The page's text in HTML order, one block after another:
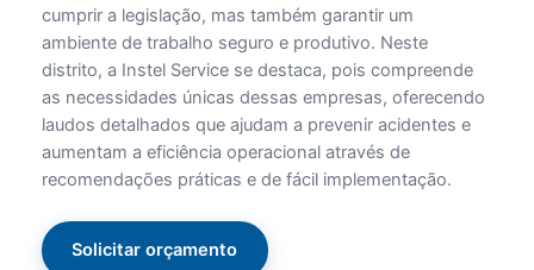
cumprir a legislação, mas também garantir um
ambiente de trabalho seguro e produtivo. Neste
distrito, a Instel Service se destaca, pois compreende
as necessidades únicas dessas empresas, oferecendo
laudos detalhados que ajudam a prevenir acidentes e
aumentam a eficiência operacional através de
recomendações práticas e de fácil implementação.
Solicitar orçamento